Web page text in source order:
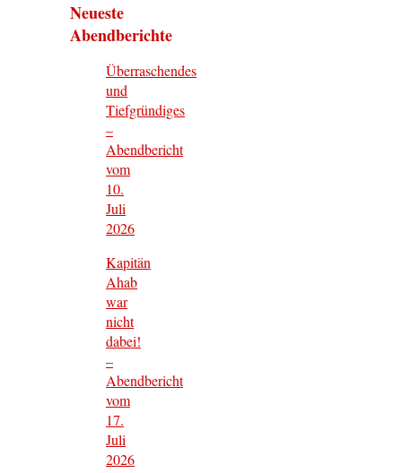
Neueste
Abendberichte
Überraschendes
und
Tiefgründiges
–
Abendbericht
vom
10.
Juli
2026
Kapitän
Ahab
war
nicht
dabei!
–
Abendbericht
vom
17.
Juli
2026